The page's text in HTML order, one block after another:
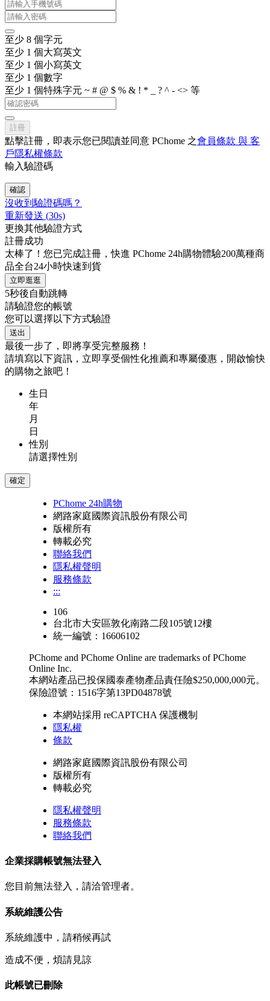
至少 8 個字元
至少 1 個大寫英文
至少 1 個小寫英文
至少 1 個數字
至少 1 個特殊字元 ~ # @ $ % & ! * _ ? ^ - <> 等
註冊
點擊註冊，即表示您已閱讀並同意 PChome 之會員條款 與 客
戶隱私權條款
輸入驗證碼
確認
沒收到驗證碼嗎？
重新發送 (30s)
更換其他驗證方式
註冊成功
太棒了！您已完成註冊，快進 PChome 24h購物體驗200萬種商
品全台24小時快速到貨
立即逛逛
5秒後自動跳轉
請驗證您的帳號
您可以選擇以下方式驗證
送出
最後一步了，即將享受完整服務！
請填寫以下資訊，立即享受個性化推薦和專屬優惠，開啟愉快
的購物之旅吧！
生日
年
月
日
性別
請選擇性別
確定
PChome 24h購物
網路家庭國際資訊股份有限公司
版權所有
轉載必究
聯絡我們
隱私權聲明
服務條款
:::
106
台北市大安區敦化南路二段105號12樓
統一編號：16606102
PChome and PChome Online are trademarks of PChome
Online Inc.
本網站產品已投保國泰產物產品責任險$250,000,000元。
保險證號：1516字第13PD04878號
本網站採用 reCAPTCHA 保護機制
隱私權
條款
網路家庭國際資訊股份有限公司
版權所有
轉載必究
隱私權聲明
服務條款
聯絡我們
企業採購帳號無法登入
您目前無法登入，請洽管理者。
系統維護公告
系統維護中，請稍候再試
造成不便，煩請見諒
此帳號已刪除